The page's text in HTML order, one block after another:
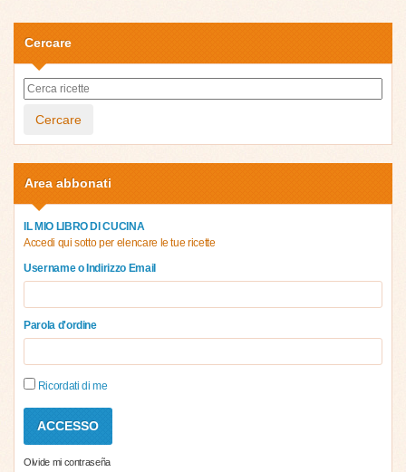
Cercare
Cercare
Area abbonati
IL MIO LIBRO DI CUCINA
Accedi qui sotto per elencare le tue ricette
Username o Indirizzo Email
Parola d'ordine
Ricordati di me
Olvide mi contraseña